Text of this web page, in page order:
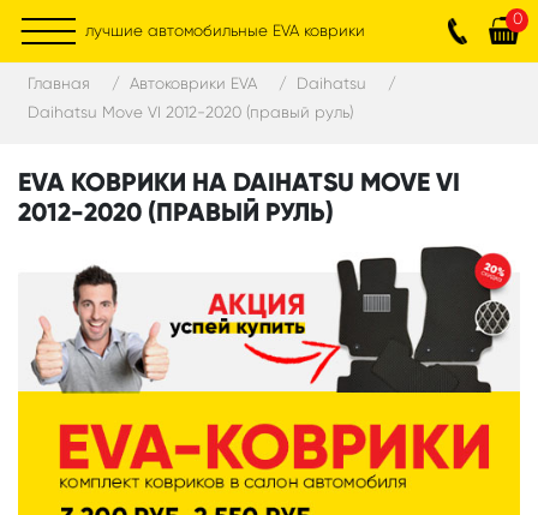
лучшие автомобильные EVA коврики
0
Главная Автоковрики EVA
Daihatsu
Daihatsu Move VI 2012-2020 (правый руль)
EVA КОВРИКИ НА DAIHATSU MOVE VI
2012-2020 (ПРАВЫЙ РУЛЬ)